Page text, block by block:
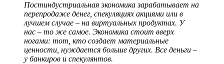
Постиндустриальная экономика зарабатывает на
перепродаже денег, спекуляциях акциями или в
лучшем случае – на виртуальных продуктах. У
нас – то же самое. Экономика стоит вверх
ногами: тот, кто создает материальные
ценности, нуждается больше других. Все деньги –
у банкиров и спекулянтов.